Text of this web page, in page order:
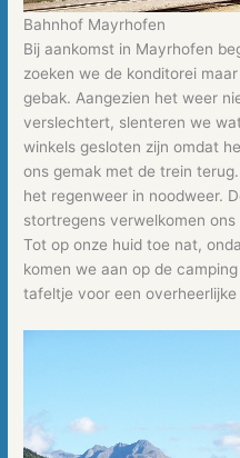
Bahnhof Mayrhofen
Bij aankomst in Mayrhofen
zoeken we de konditorei
gebak. Aangezien het weer
verslechtert, slenteren we
winkels gesloten zijn omdat
ons gemak met de trein
het regenweer in noodweer.
stortregens verwelkomen
Tot op onze huid toe nat,
komen we aan op de
tafeltje voor een